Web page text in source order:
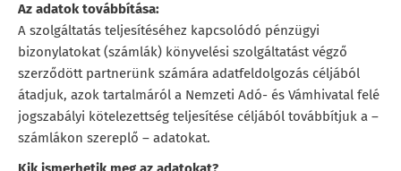
Az adatok továbbítása:
A szolgáltatás teljesítéséhez kapcsolódó pénzügyi
bizonylatokat (számlák) könyvelési szolgáltatást végző
szerződött partnerünk számára adatfeldolgozás céljából
átadjuk, azok tartalmáról a Nemzeti Adó- és Vámhivatal felé
jogszabályi kötelezettség teljesítése céljából továbbítjuk a –
számlákon szereplő – adatokat.